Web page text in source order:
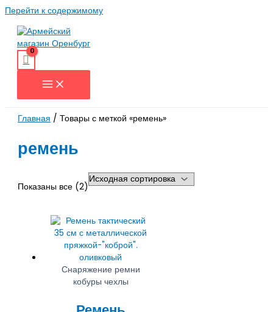
Перейти к содержимому
Главная / Товары с меткой «ремень»
ремень
Показаны все (2)
Снаряжение ремни
кобуры чехлы